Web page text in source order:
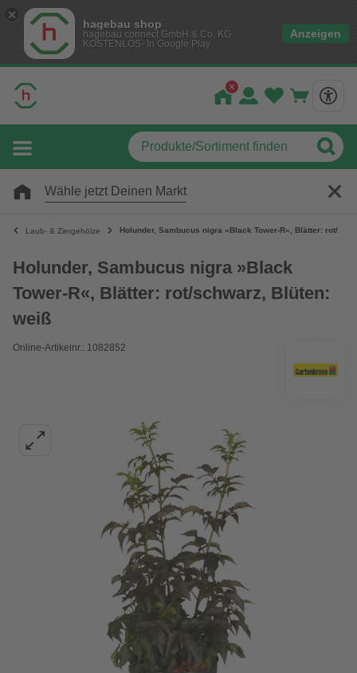
hagebau shop
hagebau connect GmbH & Co. KG
KOSTENLOS- In Google Play
Anzeigen
Wähle jetzt Deinen Markt
Laub- & Ziergehölze Holunder, Sambucus nigra »Black Tower-R«, Blätter: rot/
Holunder, Sambucus nigra »Black
Tower-R«, Blätter: rot/schwarz, Blüten:
weiß
Online-Artikelnr.: 1082852